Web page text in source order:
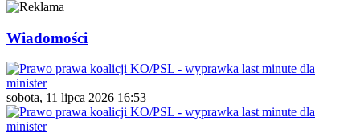
Wiadomości
sobota, 11 lipca 2026 16:53